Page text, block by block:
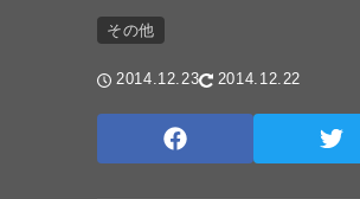
その他
2014.12.23 2014.12.22